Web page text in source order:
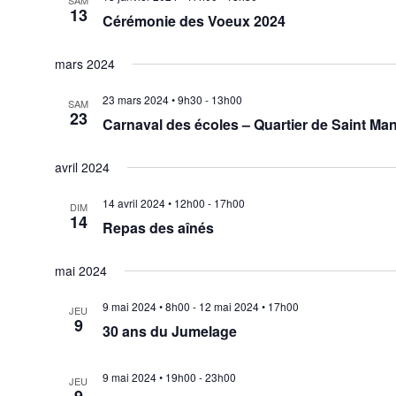
13 Cérémonie des Voeux 2024
mars 2024
SAM
23 Carnaval des écoles – Quartier de Saint
23 mars 2024 • 9h30 - 13h00
avril 2024
DIM
14 Repas des aînés
14 avril 2024 • 12h00 - 17h00
mai 2024
JEU
9 30 ans du Jumelage
9 mai 2024 • 8h00 - 12 mai 2024 • 17h00
JEU 9 mai 2024 • 19h00 -23h00